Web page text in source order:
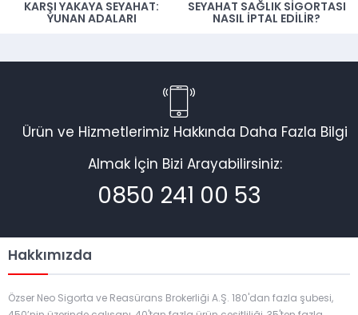
KARŞI YAKAYA SEYAHAT:
YUNAN ADALARI
SEYAHAT SAĞLIK SIGORTASI
NASIL İPTAL EDILIR?
Ürün ve Hizmetlerimiz Hakkında Daha Fazla Bilgi
Almak İçin Bizi Arayabilirsiniz:
0850 241 00 53
Hakkımızda
Özser Neo Sigorta ve Reasürans Brokerliği A.Ş. 180'dan fazla şubesi,